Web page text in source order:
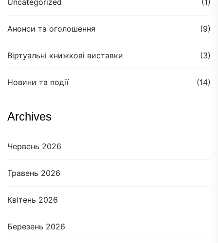
Uncategorized (1)
Анонси та оголошення (9)
Віртуальні книжкові виставки (3)
Новини та події (14)
Archives
Червень 2026
Травень 2026
Квітень 2026
Березень 2026